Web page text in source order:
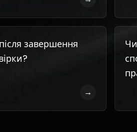
завершення
→